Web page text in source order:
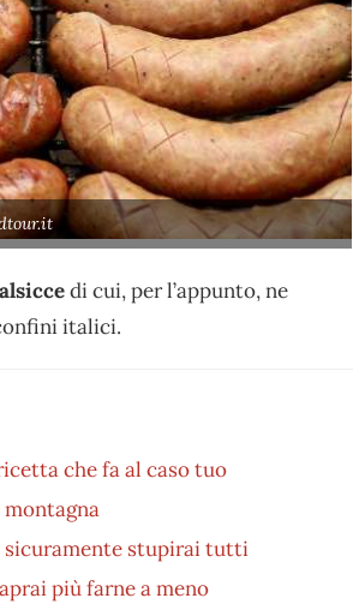
di cui, per l’appunto, ne
italici.
che fa al caso tuo
sicuramente stupirai tutti
più farne a meno